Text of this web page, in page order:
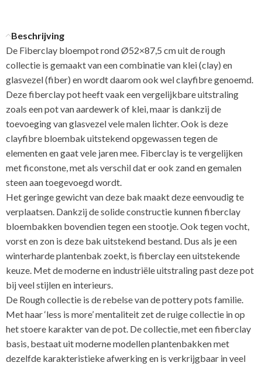
Beschrijving
De Fiberclay bloempot rond Ø52×87,5 cm uit de rough
collectie is gemaakt van een combinatie van klei (clay) en
glasvezel (fiber) en wordt daarom ook wel clayfibre genoemd.
Deze fiberclay pot heeft vaak een vergelijkbare uitstraling
zoals een pot van aardewerk of klei, maar is dankzij de
toevoeging van glasvezel vele malen lichter. Ook is deze
clayfibre bloembak uitstekend opgewassen tegen de
elementen en gaat vele jaren mee. Fiberclay is te vergelijken
met ficonstone, met als verschil dat er ook zand en gemalen
steen aan toegevoegd wordt.
Het geringe gewicht van deze bak maakt deze eenvoudig te
verplaatsen. Dankzij de solide constructie kunnen fiberclay
bloembakken bovendien tegen een stootje. Ook tegen vocht,
vorst en zon is deze bak uitstekend bestand. Dus als je een
winterharde plantenbak zoekt, is fiberclay een uitstekende
keuze. Met de moderne en industriële uitstraling past deze pot
bij veel stijlen en interieurs.
De Rough collectie is de rebelse van de pottery pots familie.
Met haar ‘less is more’ mentaliteit zet de ruige collectie in op
het stoere karakter van de pot. De collectie, met een fiberclay
basis, bestaat uit moderne modellen plantenbakken met
dezelfde karakteristieke afwerking en is verkrijgbaar in veel